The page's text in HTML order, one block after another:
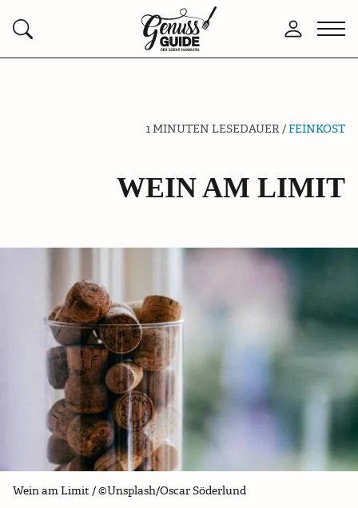
Suchen
Zurück
zur
Anmelden
1 MINUTEN LESEDAUER /FEINKOST
WEIN AM LIMIT
Wein am Limit / ©Unsplash/Oscar Söderlund